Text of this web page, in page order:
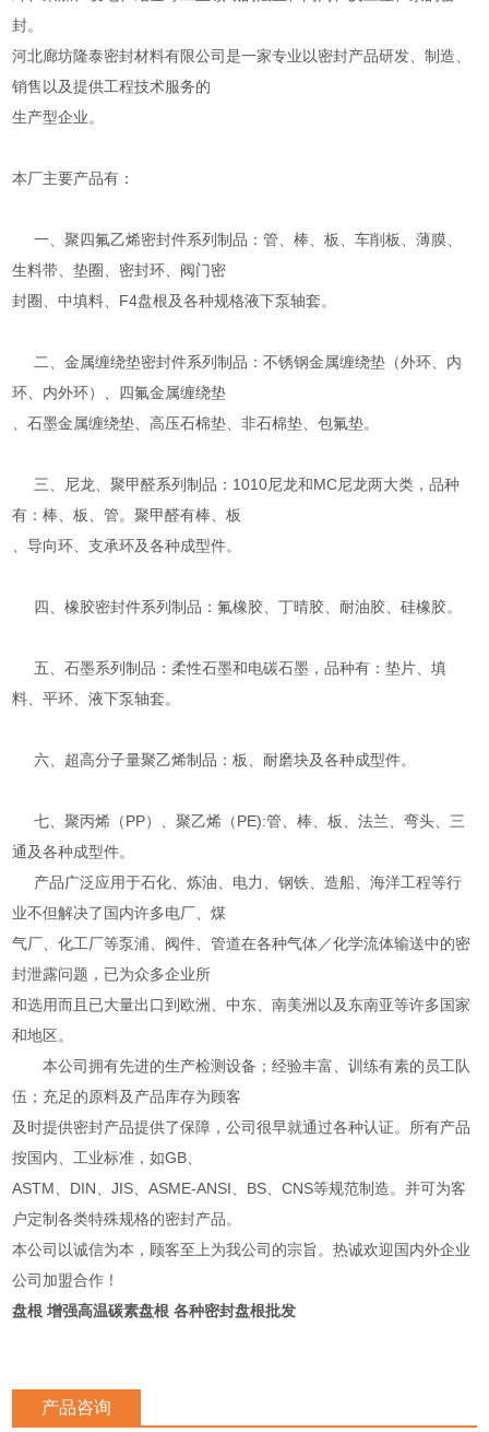
封。
河北廊坊隆泰密封材料有限公司是一家专业以密封产品研发、制造、
销售以及提供工程技术服务的
生产型企业。
本厂主要产品有：
一、聚四氟乙烯密封件系列制品：管、棒、板、车削板、薄膜、
生料带、垫圈、密封环、阀门密
封圈、中填料、F4盘根及各种规格液下泵轴套。
二、金属缠绕垫密封件系列制品：不锈钢金属缠绕垫（外环、内
环、内外环）、四氟金属缠绕垫
、石墨金属缠绕垫、高压石棉垫、非石棉垫、包氟垫。
三、尼龙、聚甲醛系列制品：1010尼龙和MC尼龙两大类，品种
有：棒、板、管。聚甲醛有棒、板
、导向环、支承环及各种成型件。
四、橡胶密封件系列制品：氟橡胶、丁晴胶、耐油胶、硅橡胶。
五、石墨系列制品：柔性石墨和电碳石墨，品种有：垫片、填
料、平环、液下泵轴套。
六、超高分子量聚乙烯制品：板、耐磨块及各种成型件。
七、聚丙烯（PP）、聚乙烯（PE):管、棒、板、法兰、弯头、三
通及各种成型件。
产品广泛应用于石化、炼油、电力、钢铁、造船、海洋工程等行
业不但解决了国内许多电厂、煤
气厂、化工厂等泵浦、阀件、管道在各种气体／化学流体输送中的密
封泄露问题，已为众多企业所
和选用而且已大量出口到欧洲、中东、南美洲以及东南亚等许多国家
和地区。
本公司拥有先进的生产检测设备；经验丰富、训练有素的员工队
伍；充足的原料及产品库存为顾客
及时提供密封产品提供了保障，公司很早就通过各种认证。所有产品
按国内、工业标准，如GB、
ASTM、DIN、JIS、ASME-ANSI、BS、CNS等规范制造。并可为客
户定制各类特殊规格的密封产品。
本公司以诚信为本，顾客至上为我公司的宗旨。热诚欢迎国内外企业
公司加盟合作！
盘根 增强高温碳素盘根 各种密封盘根批发
产品咨询